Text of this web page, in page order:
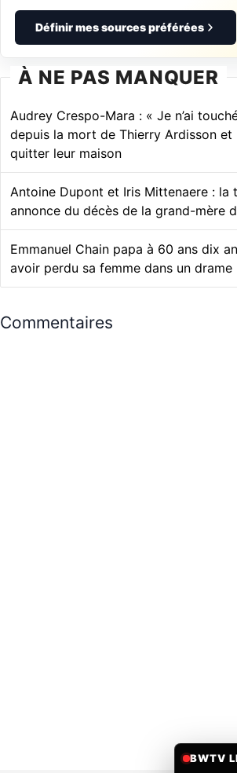
Définir mes sources préférées
À NE PAS MANQUER
Audrey Crespo-Mara : « Je n’ai
depuis la mort de Thierry Ardisson et
quitter leur maison
Antoine Dupont et Iris Mittenaere : la
annonce du décès de la grand-mère
Emmanuel Chain papa à 60 ans dix
avoir perdu sa femme dans un drame
Commentaires
BWTV